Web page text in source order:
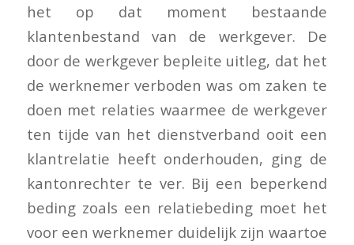
het op dat moment bestaande
klantenbestand van de werkgever. De
door de werkgever bepleite uitleg, dat het
de werknemer verboden was om zaken te
doen met relaties waarmee de werkgever
ten tijde van het dienstverband ooit een
klantrelatie heeft onderhouden, ging de
kantonrechter te ver. Bij een beperkend
beding zoals een relatiebeding moet het
voor een werknemer duidelijk zijn waartoe